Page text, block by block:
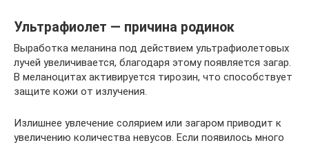
Ультрафиолет — причина родинок
Выработка меланина под действием ультрафиолетовых
лучей увеличивается, благодаря этому появляется загар.
В меланоцитах активируется тирозин, что способствует
защите кожи от излучения.
Излишнее увлечение солярием или загаром приводит к
увеличению количества невусов. Если появилось много